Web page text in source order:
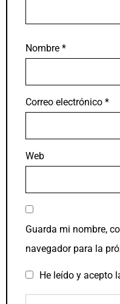
Nombre *
Correo electrónico *
Web
Guarda mi nombre,
navegador para la
He leído y acepto